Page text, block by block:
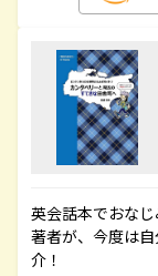
英会話本でおな
著者が、今度は
介！